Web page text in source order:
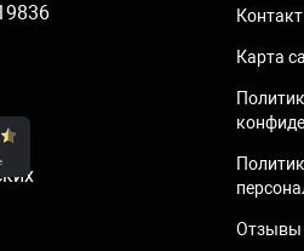
Карта
Отзывы